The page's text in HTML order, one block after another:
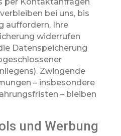
bei uns, bis
auffordern, Ihre
widerrufen
Datenspeicherung
Zwingende
– insbesondere
– bleiben
und Werbung